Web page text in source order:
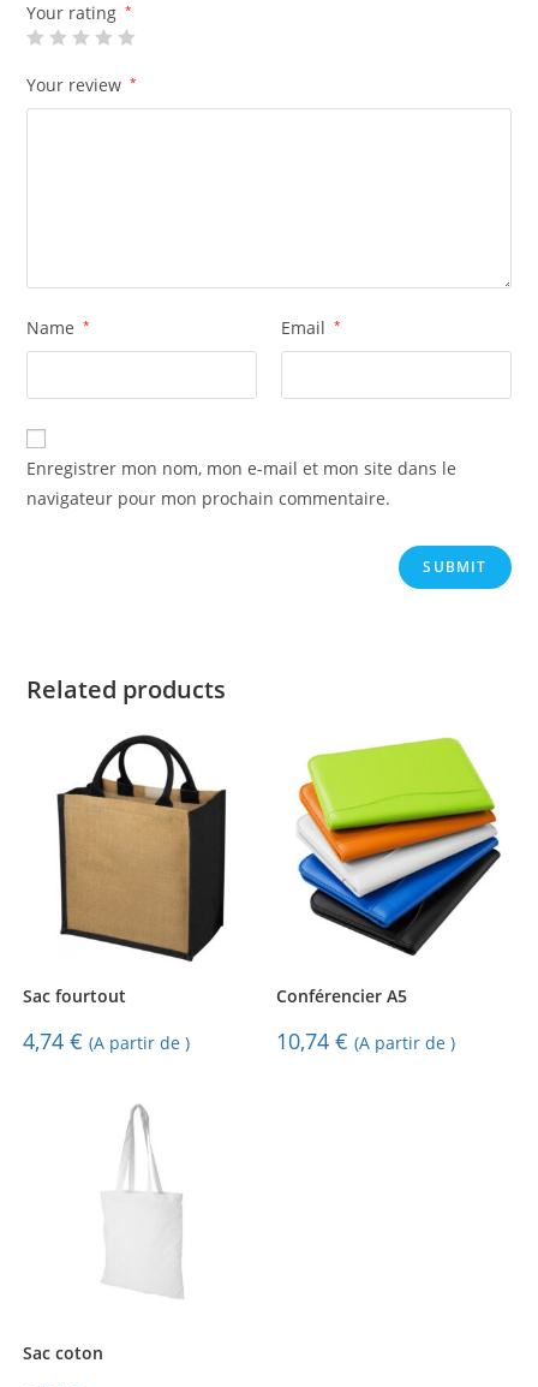
Your rating *
Your review *
Name * Email *
Enregistrer mon nom, mon e-mail et mon site dans le
navigateur pour mon prochain commentaire.
Related products
Sac fourtout
4,74 € (A partir de )
Conférencier A5
10,74€ (A partir de )
Sac coton